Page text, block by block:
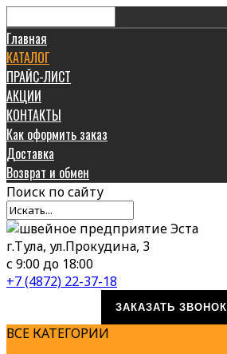
Главная
КАТАЛОГ
ПРАЙС-ЛИСТ
АКЦИИ
КОНТАКТЫ
Как оформить заказ
Доставка
Возврат и обмен
Поиск по сайту
г.Тула, ул.Прокудина, 3
с 9:00 до 18:00
+7 (4872) 22-37-18
ЗАКАЗАТЬ ЗВОНОК
ВСЕ КАТЕГОРИИ